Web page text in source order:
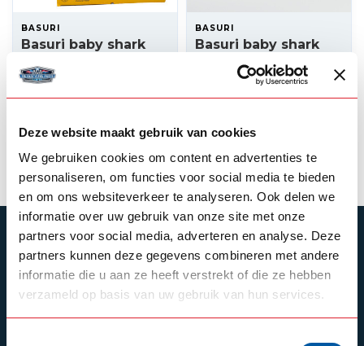
Deze website maakt gebruik van cookies
We gebruiken cookies om content en advertenties te
personaliseren, om functies voor social media te bieden
en om ons websiteverkeer te analyseren. Ook delen we
informatie over uw gebruik van onze site met onze
partners voor social media, adverteren en analyse. Deze
partners kunnen deze gegevens combineren met andere
informatie die u aan ze heeft verstrekt of die ze hebben
verzameld op basis van uw gebruik van hun services.
BASURI
Basuri baby shark
BASURI
Basuri baby shark
melodies
SUBSCRIBE TO OUR NEWSLETTER
Stay up to date with our latest offers